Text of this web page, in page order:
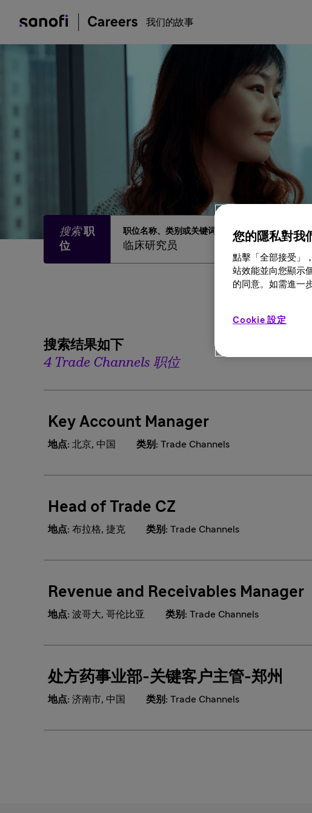
我们的故事
职位名称、类别或关键词
搜索结果如下
4 Trade Channels 职位
Key Account Manager
地点: 北京, 中国 类别: Trade Channels
Head of Trade CZ
地点: 布拉格, 捷克 类别: Trade Channels
Revenue and Receivables Manager
地点: 波哥大, 哥伦比亚 类别: Trade Channels
处方药事业部-关键客户主管-郑州
地点: 济南市, 中国 类别: Trade Channels
您的隱私對我
點擊「全部接受」
站效能並向您顯示
的同意。如需進一
Cookie 設定